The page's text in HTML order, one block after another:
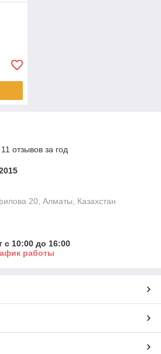
отзывов за год
20, Алматы, Казахстан
с 10:00 до 16:00
работы